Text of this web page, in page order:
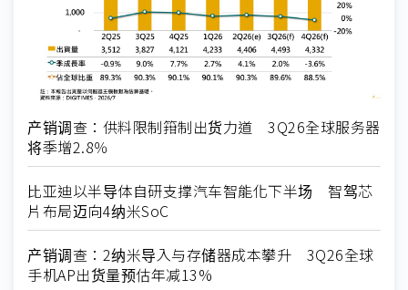
产销调查：供料限制箝制出货力道 3Q26全球服务器
将季增2.8％
比亚迪以半导体自研支撑汽车智能化下半场 智驾芯
片布局迈向4纳米SoC
产销调查：2纳米导入与存储器成本攀升 3Q26全球
手机AP出货量预估年减13%